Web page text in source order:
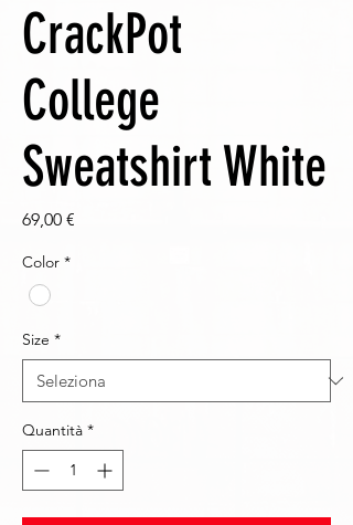
CrackPot
College
Sweatshirt White
69,00 €
Color *
Size *
Quantità *